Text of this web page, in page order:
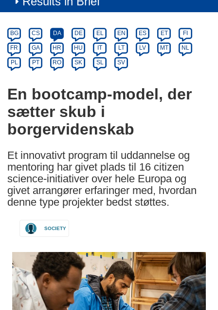
Category
Article
available
in
the
languages:
BG CS DA DE EL EN ES ET FI
FR GA HR HU IT LT LV MT NL
PL PT RO SK SL SV
En bootcamp-model, der
sætter skub i
borgervidenskab
Et innovativt program til uddannelse og
mentoring har givet plads til 16 citizen
science-initiativer over hele Europa og
givet arrangører erfaringer med, hvordan
denne type projekter bedst støttes.
SOCIETY